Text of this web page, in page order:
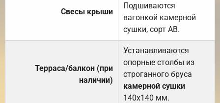
Свесы крыши
Подшиваются
вагонкой камерной
сушки, сорт АВ.
Терраса/балкон (при
наличии)
Устанавливаются
опорные столбы из
строганного бруса
камерной сушки
140х140 мм.